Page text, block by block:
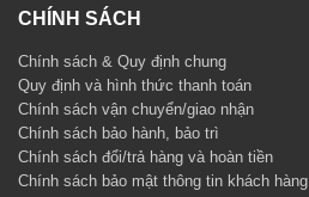
CHÍNH SÁCH
Chính sách & Quy định chung
Quy định và hình thức thanh toán
Chính sách vận chuyển/giao nhận
Chính sách bảo hành, bảo trì
Chính sách đổi/trả hàng và hoàn tiền
Chính sách bảo mật thông tin khách hàng